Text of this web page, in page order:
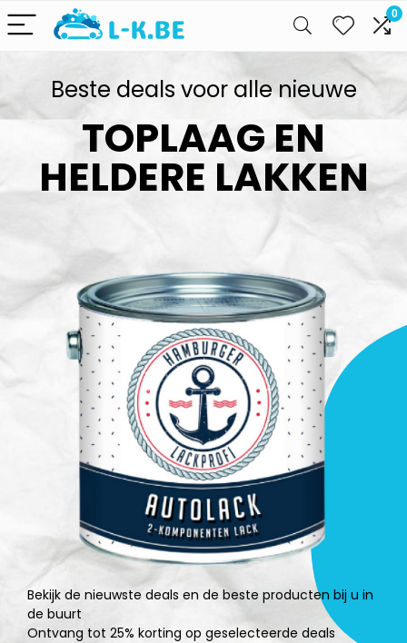
0
Beste deals voor alle nieuwe
TOPLAAG EN
HELDERE LAKKEN
Bekijk de nieuwste deals en de beste producten bij u in
de buurt
Ontvang tot 25% korting op geselecteerde deals